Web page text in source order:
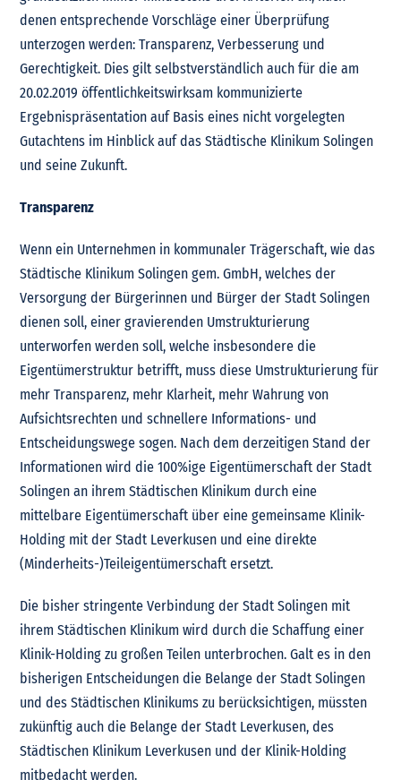
denen entsprechende Vorschläge einer Überprüfung
unterzogen werden: Transparenz, Verbesserung und
Gerechtigkeit. Dies gilt selbstverständlich auch für die am
20.02.2019 öffentlichkeitswirksam kommunizierte
Ergebnispräsentation auf Basis eines nicht vorgelegten
Gutachtens im Hinblick auf das Städtische Klinikum Solingen
und seine Zukunft.
Transparenz
Wenn ein Unternehmen in kommunaler Trägerschaft, wie das
Städtische Klinikum Solingen gem. GmbH, welches der
Versorgung der Bürgerinnen und Bürger der Stadt Solingen
dienen soll, einer gravierenden Umstrukturierung
unterworfen werden soll, welche insbesondere die
Eigentümerstruktur betrifft, muss diese Umstrukturierung für
mehr Transparenz, mehr Klarheit, mehr Wahrung von
Aufsichtsrechten und schnellere Informations- und
Entscheidungswege sogen. Nach dem derzeitigen Stand der
Informationen wird die 100%ige Eigentümerschaft der Stadt
Solingen an ihrem Städtischen Klinikum durch eine
mittelbare Eigentümerschaft über eine gemeinsame Klinik-
Holding mit der Stadt Leverkusen und eine direkte
(Minderheits-)Teileigentümerschaft ersetzt.
Die bisher stringente Verbindung der Stadt Solingen mit
ihrem Städtischen Klinikum wird durch die Schaffung einer
Klinik-Holding zu großen Teilen unterbrochen. Galt es in den
bisherigen Entscheidungen die Belange der Stadt Solingen
und des Städtischen Klinikums zu berücksichtigen, müssten
zukünftig auch die Belange der Stadt Leverkusen, des
Städtischen Klinikum Leverkusen und der Klinik-Holding
mitbedacht werden.